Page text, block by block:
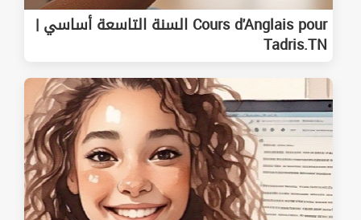
Cours d'Anglais pour السنة التاسعة أساسي |
Tadris.TN